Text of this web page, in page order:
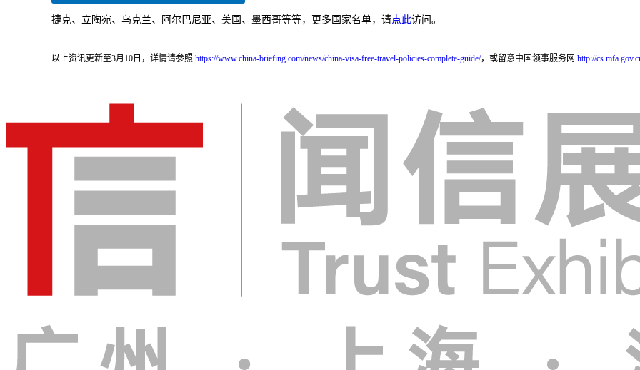
捷克、立陶宛、乌克兰、阿尔巴尼亚、美国、墨西哥等等，更多国家名单，请点此访问。
以上资讯更新至3月10日，详情请参照 https://www.china-briefing.com/news/china-visa-free-travel-policies-complete-guide/，或留意中国领事服务网 http://